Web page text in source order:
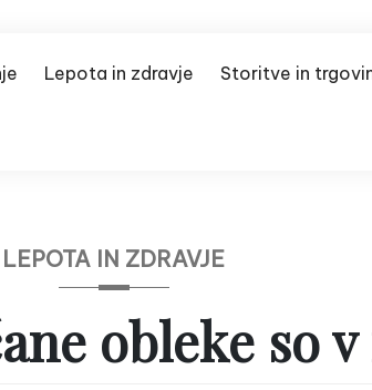
Lepota in zdravje Storitve in
LEPOTA IN ZDRAVJE
obleke so